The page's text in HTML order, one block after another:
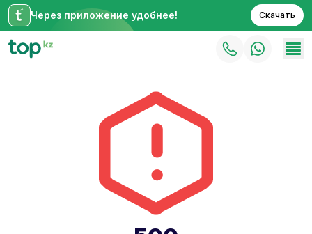
Через приложение удобнее! Скачать